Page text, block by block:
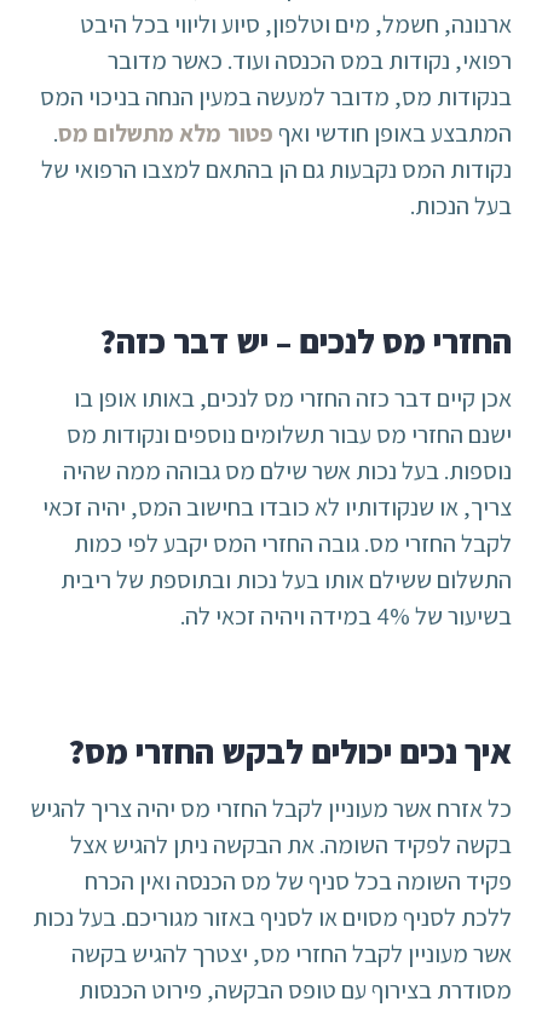
ארנונה, חשמל, מים וטלפון, סיוע וליווי בכל היבט
רפואי, נקודות במס הכנסה ועוד. כאשר מדובר
בנקודות מס, מדובר למעשה במעין הנחה בניכוי המס
המתבצע באופן חודשי ואףפטור מלא מתשלום מס.
נקודות המס נקבעות גם הן בהתאם למצבו הרפואי של
בעל הנכות.
החזרי מס לנכים – יש דבר כזה?
אכן קיים דבר כזה החזרי מס לנכים, באותו אופן בו
ישנם החזרי מס עבור תשלומים נוספים ונקודות מס
נוספות. בעל נכות אשר שילם מס גבוהה ממה שהיה
צריך, או שנקודותיו לא כובדו בחישוב המס, יהיה זכאי
לקבל החזרי מס. גובה החזרי המס יקבע לפי כמות
התשלום ששילם אותו בעל נכות ובתוספת של ריבית
בשיעור של 4% במידה ויהיה זכאי לה.
איך נכים יכולים לבקש החזרי מס?
כל אזרח אשר מעוניין לקבל החזרי מס יהיה צריך להגיש
בקשה לפקיד השומה. את הבקשה ניתן להגיש אצל
פקיד השומה בכל סניף של מס הכנסה ואין הכרח
ללכת לסניף מסוים או לסניף באזור מגוריכם. בעל נכות
אשר מעוניין לקבל החזרי מס, יצטרך להגיש בקשה
מסודרת בצירוף עם טופס הבקשה, פירוט הכנסות